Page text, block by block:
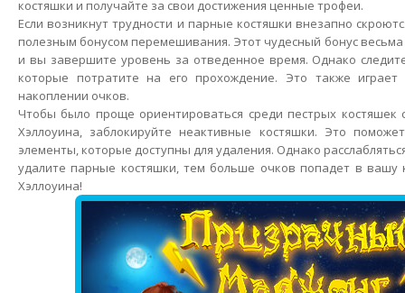
костяшки и получайте за свои достижения ценные трофеи.
Если возникнут трудности и парные костяшки внезапно
полезным бонусом перемешивания. Этот чудесный бонус
и вы завершите уровень за отведенное время. Однако
которые потратите на его прохождение. Это также
накоплении очков.
Чтобы было проще ориентироваться среди пестрых костяшек
Хэллоуина, заблокируйте неактивные костяшки. Это
элементы, которые доступны для удаления. Однако
удалите парные костяшки, тем больше очков попадет в вашу
Хэллоуина!